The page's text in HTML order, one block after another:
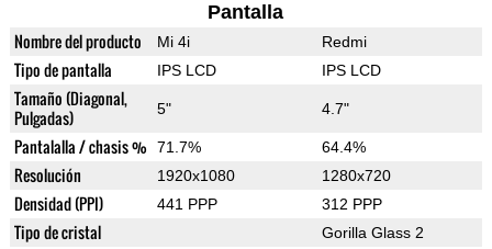
Pantalla
Nombre del producto Mi 4i Redmi
Tipo de pantalla IPS LCD IPS LCD
Tamaño (Diagonal,
Pulgadas)
5" 4.7"
Pantalalla / chasis % 71.7% 64.4%
Resolución 1920x1080 1280x720
Densidad (PPI) 441 PPP 312 PPP
Tipo de cristal Gorilla Glass 2